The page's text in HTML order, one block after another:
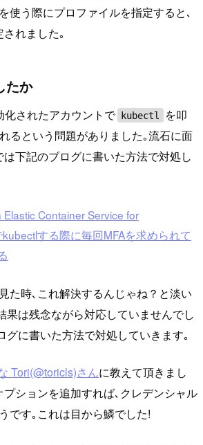
を使う際にプロファイルを指定すると､
されました｡
たか
化されたアカウントで kubectl
を叩
るという問題がありました｡流石に面
下記のブログに書いた方法で対処し
Container Service for
する際に毎回MFAを求められて
た時､これ解決するんじゃね？と淡い
果は残念ながら対応していませんでし
グに書いた方法で対処していきます｡
Tori(@toricls)さんに教えて頂きまし
ションを追加すれば､クレデンシャル
です｡これは目から鱗でした!